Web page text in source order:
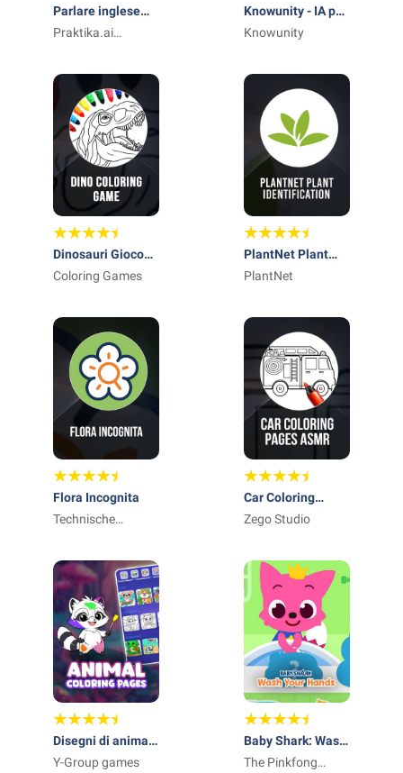
Parlare inglese
Praktika
Praktika.ai
Knowunity - IA per
lo studio
Knowunity
Dinosauri Gioco
dei colori
Coloring Games
PlantNet Plant
Identification
PlantNet
Flora Incognita
Technische
Ilmenau
Car Coloring
Pages ASMR
Zego Studio
Disegni di animali
da colorare
Y-Group games
Baby Shark: Wash
Your Hands
The Pinkfong